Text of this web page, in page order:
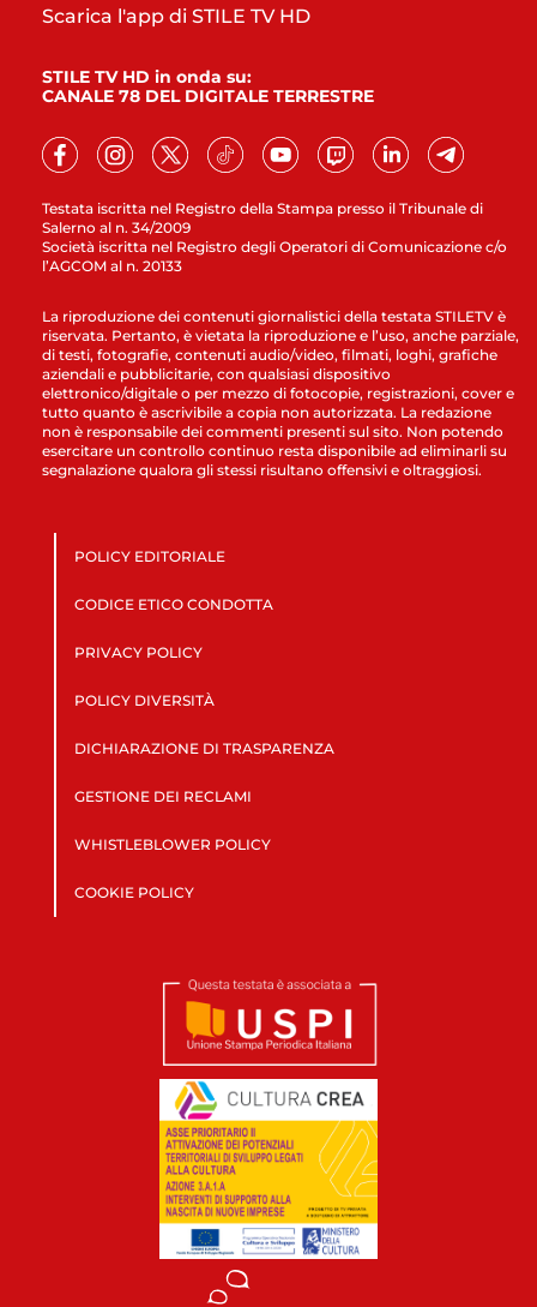
Testata iscritta nel Registro della Stampa presso il Tribunale di
Salerno al n. 34/2009
Società iscritta nel Registro degli Operatori di Comunicazione c/o
l’AGCOM al n. 20133
Scarica l'app di STILE TV HD
STILE TV HD in onda su:
CANALE 78 DEL DIGITALE TERRESTRE
La riproduzione dei contenuti giornalistici della testata STILETV è
riservata. Pertanto, è vietata la riproduzione e l’uso, anche parziale,
di testi, fotografie, contenuti audio/video, filmati, loghi, grafiche
aziendali e pubblicitarie, con qualsiasi dispositivo
elettronico/digitale o per mezzo di fotocopie, registrazioni, cover e
tutto quanto è ascrivibile a copia non autorizzata. La redazione
non è responsabile dei commenti presenti sul sito. Non potendo
esercitare un controllo continuo resta disponibile ad eliminarli su
segnalazione qualora gli stessi risultano offensivi e oltraggiosi.
POLICY EDITORIALE
CODICE ETICO CONDOTTA
PRIVACY POLICY
POLICY DIVERSITÀ
DICHIARAZIONE DI TRASPARENZA
GESTIONE DEI RECLAMI
WHISTLEBLOWER POLICY
COOKIE POLICY